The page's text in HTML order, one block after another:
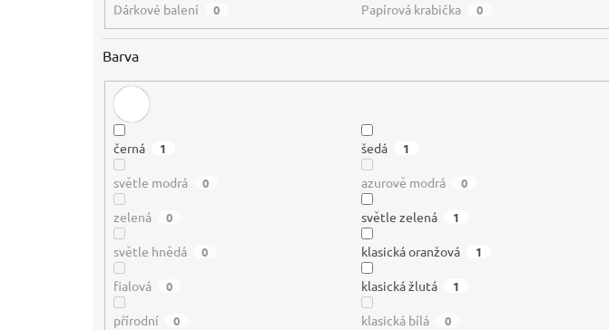
Dárkové balení 0 Papírová krabička 0
Barva
černá 1 šedá 1
světle modrá 0 azurově modrá 0
zelená 0 světle zelená 1
světle hnědá 0 klasická oranžová 1
fialová 0 klasická žlutá 1
přírodní 0 klasická bílá 0